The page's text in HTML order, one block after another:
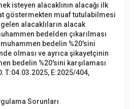
isteyen alacaklının alacağı ilk
göstermekten muaf tutulabilmesi
alacaklıların alacak
bedelden çıkarılması
bedelin %20'sini
olması ve ayrıca şikayetçinin
bedelin %20'sini karşılaması
T:04.03.2025, E:2025/404,
Sorunları